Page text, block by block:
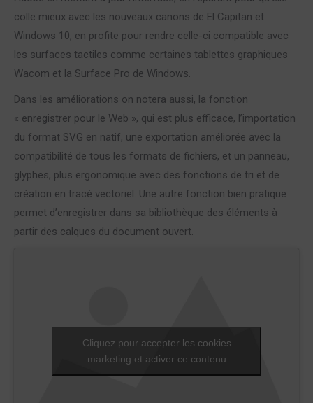
colle mieux avec les nouveaux canons de El Capitan et
Windows 10, en profite pour rendre celle-ci compatible avec
les surfaces tactiles comme certaines tablettes graphiques
Wacom et la Surface Pro de Windows.
Dans les améliorations on notera aussi, la fonction
« enregistrer pour le Web », qui est plus efficace, l’importation
du format SVG en natif, une exportation améliorée avec la
compatibilité de tous les formats de fichiers, et un panneau,
glyphes, plus ergonomique avec des fonctions de tri et de
création en tracé vectoriel. Une autre fonction bien pratique
permet d’enregistrer dans sa bibliothèque des éléments à
partir des calques du document ouvert.
Cliquez pour accepter les cookies
marketing et activer ce contenu